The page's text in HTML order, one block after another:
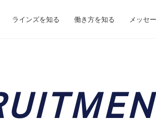
ラインズを知る 働き方を知る メッセ